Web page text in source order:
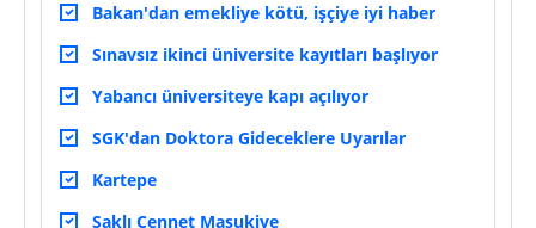
Bakan'dan emekliye kötü, işçiye iyi haber
Sınavsız ikinci üniversite kayıtları başlıyor
Yabancı üniversiteye kapı açılıyor
SGK'dan Doktora Gideceklere Uyarılar
Kartepe
Saklı Cennet Maşukiye